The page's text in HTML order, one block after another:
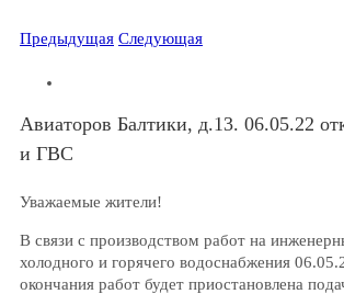
Предыдущая Следующая
Авиаторов Балтики, д.13. 06.05.22
и ГВС
Уважаемые жители!
В связи с производством работ на
холодного и горячего водоснабжения
окончания работ будет приостановлена